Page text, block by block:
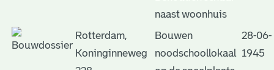
naast woonhuis
Rotterdam,
Koninginneweg
Bouwen
noodschoollokaal
28-06-
1945